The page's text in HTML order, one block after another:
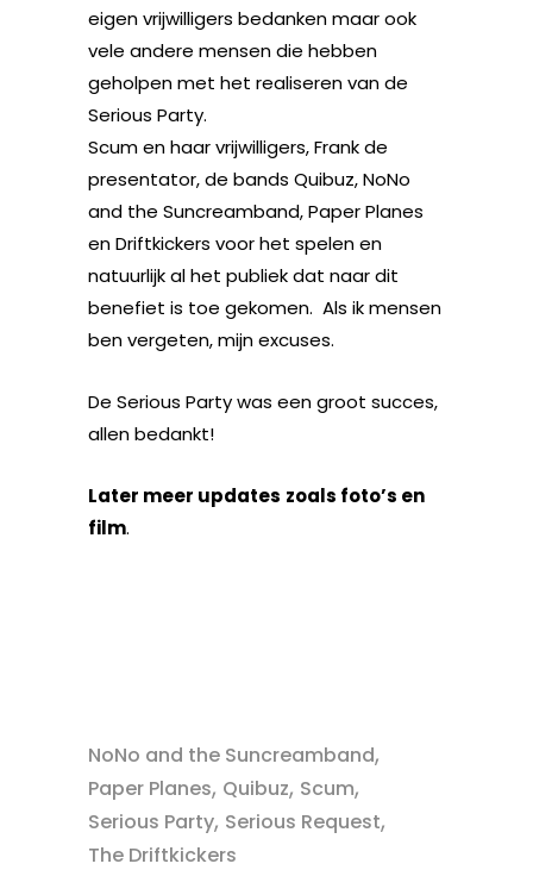
eigen vrijwilligers bedanken maar ook
vele andere mensen die hebben
geholpen met het realiseren van de
Serious Party.
Scum en haar vrijwilligers, Frank de
presentator, de bands Quibuz, NoNo
and the Suncreamband, Paper Planes
en Driftkickers voor het spelen en
natuurlijk al het publiek dat naar dit
benefiet is toe gekomen. Als ik mensen
ben vergeten, mijn excuses.
De Serious Party was een groot succes,
allen bedankt!
Later meer updates zoals foto’s en
film.
NoNo and the Suncreamband,
Paper Planes, Quibuz, Scum,
Serious Party, Serious Request,
The Driftkickers